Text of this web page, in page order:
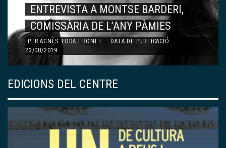
ENTREVISTA A MONTSE BARDERI,
COMISSÀRIA DE L’ANY PÀMIES
PERAGNÈS TODA I BONET.
DATA DE PUBLICACIÓ:
23/08/2019
EDICIONS DEL CENTRE